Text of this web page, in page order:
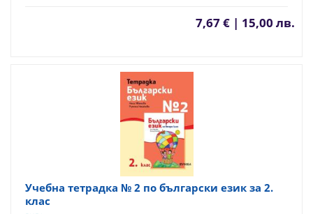
7,67 € | 15,00 лв.
Учебна тетрадка № 2 по български език за 2.
клас